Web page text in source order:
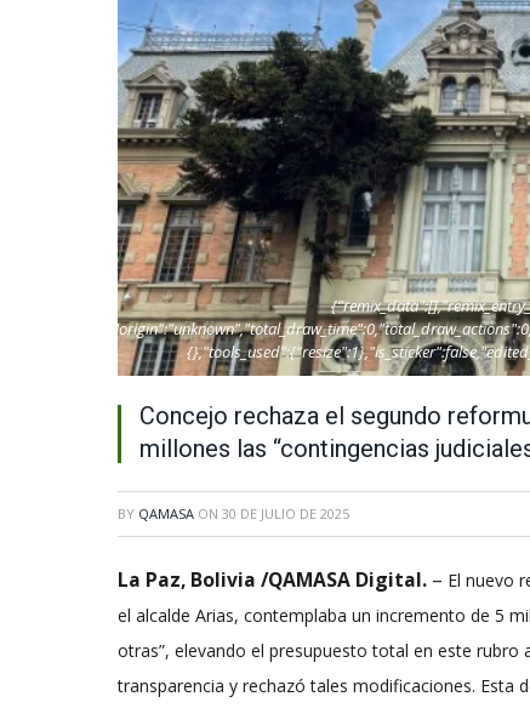
Concejo rechaza el segundo
millones las “contingencias
BY QAMASA ON 30 DE JULIO DE 2025
La Paz, Bolivia /QAMASA Digital. – El nuevo
el alcalde Arias, contemplaba un incremento de 5
otras”, elevando el presupuesto total en este rubro
transparencia y rechazó tales modificaciones.